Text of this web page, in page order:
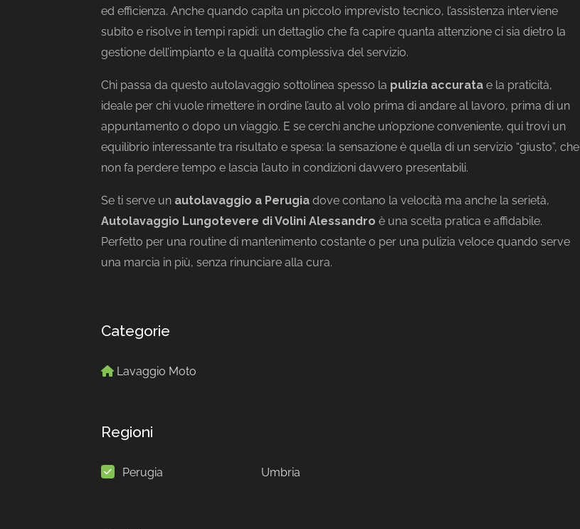
ed efficienza. Anche quando capita un piccolo imprevisto tecnico, l’assistenza interviene
subito e risolve in tempi rapidi: un dettaglio che fa capire quanta attenzione ci sia dietro la
gestione dell’impianto e la qualità complessiva del servizio.
Chi passa da questo autolavaggio sottolinea spesso la pulizia accurata e la praticità,
ideale per chi vuole rimettere in ordine l’auto al volo prima di andare al lavoro, prima di un
appuntamento o dopo un viaggio. E se cerchi anche un’opzione conveniente, qui trovi un
equilibrio interessante tra risultato e spesa: la sensazione è quella di un servizio “giusto”, che
non fa perdere tempo e lascia l’auto in condizioni davvero presentabili.
Se ti serve un autolavaggio a Perugia dove contano la velocità ma anche la serietà,
Autolavaggio Lungotevere di Volini Alessandro è una scelta pratica e affidabile.
Perfetto per una routine di mantenimento costante o per una pulizia veloce quando serve
una marcia in più, senza rinunciare alla cura.
Categorie
Lavaggio Moto
Regioni
Perugia Umbria